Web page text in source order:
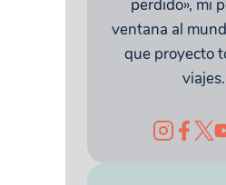
perdido», mi
ventana al
que proyecto
viajes.